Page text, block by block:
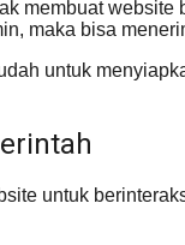
membuat
maka bisa
untuk
untuk